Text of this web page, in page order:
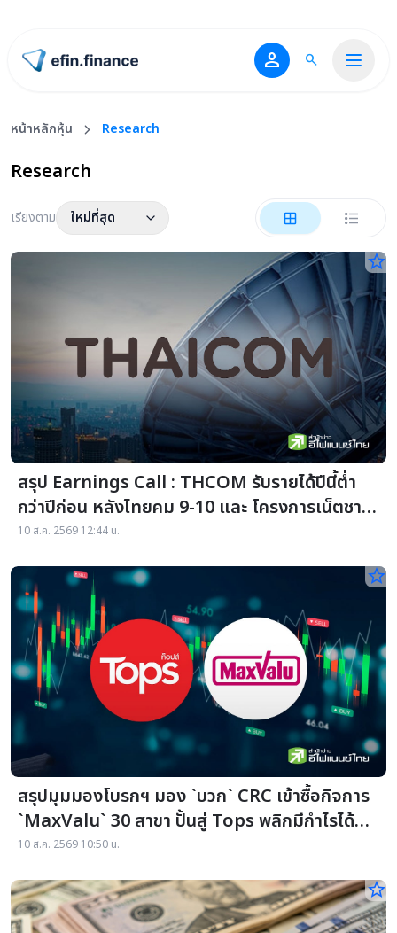
ไปหน้าแรก person search
หน้าหลักหุ้น Research
Research
เรียงตาม ใหม่ที่สุด
star_border
สรุป Earnings Call : THCOM รับรายได้ปีนี้ต่ำ
กว่าปีก่อน หลังไทยคม 9-10 และ โครงการเน็ตชาย
ขอบ เฟส 3 ล่าช้ากว่ากำหนด
10 ส.ค. 2569 12:44 น.
star_border
สรุปมุมมองโบรกฯ มอง `บวก` CRC เข้าซื้อกิจการ
`MaxValu` 30 สาขา ปั้นสู่ Tops พลิกมีกำไรได้ปี
หน้า
10 ส.ค. 2569 10:50 น.
star_border